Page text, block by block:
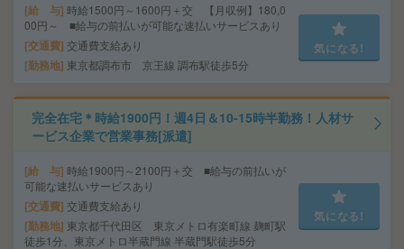
給 与 時給1500円～1600円＋交 【月収例】180,0
00円～ ■給与の前払いが可能な速払いサービスあり
交通費 交通費支給あり
勤務地 東京都調布市 京王線 調布駅徒歩5分
気になる!
完全在宅＊時給1900円！週4日＆10-15時半勤務！人材サ
ービス企業で営業事務[派遣]
給 与 時給1900円～2100円＋交 ■給与の前払いが
可能な速払いサービスあり
交通費 交通費支給あり
勤務地 東京都千代田区 東京メトロ有楽町線 麹町駅
徒歩1分、東京メトロ半蔵門線 半蔵門駅徒歩5分
気になる!